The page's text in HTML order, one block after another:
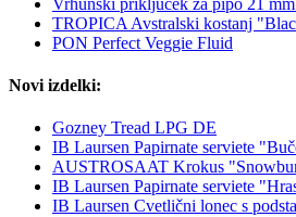
TROPICA Avstralski kostanj
PON Perfect Veggie Fluid
Novi izdelki:
Gozney Tread LPG DE
IB Laursen Papirnate serviete
AUSTROSAAT Krokus
IB Laursen Papirnate serviete
IB Laursen Cvetlični lonec s